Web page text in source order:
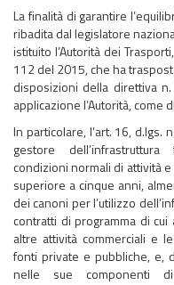
La finalità di garantire
ribadita dal legislatore
istituito l’Autorità dei
112 del 2015, che ha
disposizioni della direttiva
applicazione l’Autorità, come
In particolare, l’art. 16,
gestore
condizioni normali di attività
superiore a cinque anni,
dei canoni per l’utilizzo
contratti di programma di
altre attività commerciali e
fonti private e pubbliche, e,
nelle sue componenti